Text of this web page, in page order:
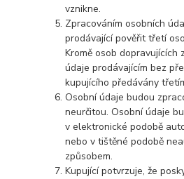
vznikne.
Zpracováním osobních
prodávající pověřit třetí
Kromě osob dopravujících
údaje prodávajícím bez
kupujícího předávány
Osobní údaje budou
neurčitou. Osobní údaje
v elektronické podobě
nebo v tištěné podobě
způsobem.
Kupující potvrzuje, že